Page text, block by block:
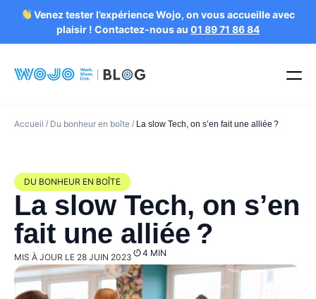
Venez tester l’expérience Wojo, on vous accueille avec
plaisir ! Contactez-nous au 01 89 71 86 84
Accueil / Du bonheur en boîte / La slow Tech, on s’en fait une alliée ?
DU BONHEUR EN BOÎTE
La slow Tech, on s’en
fait une alliée ?
MIS À JOUR LE 28 JUIN 2023 4 MIN